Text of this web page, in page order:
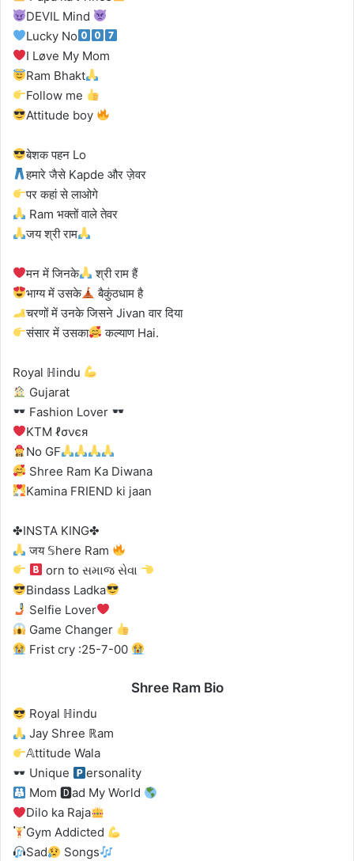
DEVIL Mind
Lucky No
I Løve My Mom
Ram Bhakt
Follow me
Attitude boy
बेशक पहन Lo
हमारे जैसे Kapde और ज़ेवर
पर कहां से लाओगे
Ram भक्तों वाले तेवर
जय श्री राम
मन में जिनके
श्री राम हैं
भाग्य में उसके
बैकुंठधाम है
चरणों में उनके जिसने Jivan वार दिया
संसार में उसका
कल्याण Hai.
Royal ℍindu
Gujarat
Fashion Lover
KTM ℓσνєя
No GF
Shree Ram Ka Diwana
Kamina FRIEND ki jaan
✤INSTA KING✤
जय 𝕊here Ram
orn to સમાજ સેવા
Bindass Ladka
Selfie Lover
Game Changer
Frist cry :25-7-00
Shree Ram Bio
Royal ℍindu
Jay Shree ℝam
𝔸ttitude Wala
Unique
ersonality
Mom 🅳ad My World
Dilo ka Raja
Gym Addicted
Sad
Songs